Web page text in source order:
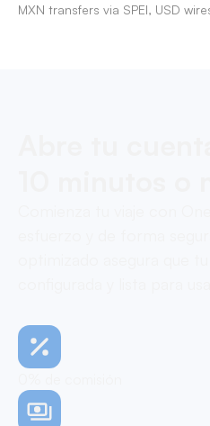
MXN transfers via SPEI, USD